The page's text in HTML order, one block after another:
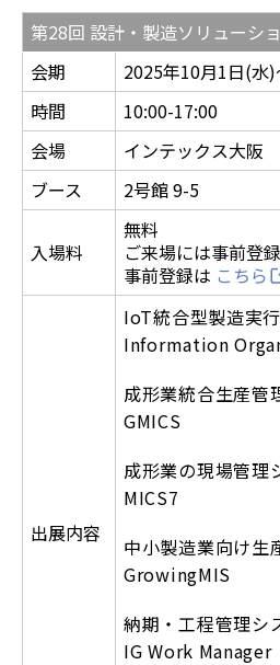
第28回 設計・製造ソリュー
会期
2025年10月1日(水
時間
10:00-17:00
会場
インテックス大阪
ブース
2号館 9-5
入場料
無料
ご来場には事前登
事前登録は こちら
出展内容
IoT統合型製造実
Information
成形業統合生産管
GMICS
成形業の現場管理
MICS7
中小製造業向け生
GrowingMIS
納期・工程管理シ
IG Work Manager